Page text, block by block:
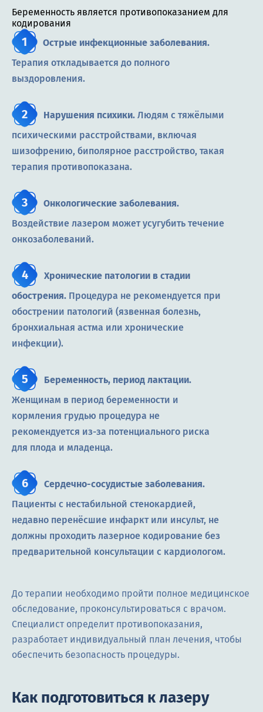
Беременность является противопоказанием для
кодирования
Острые инфекционные заболевания.
Терапия откладывается до полного
выздоровления.
Нарушения психики. Людям с тяжёлыми
психическими расстройствами, включая
шизофрению, биполярное расстройство, такая
терапия противопоказана.
Онкологические заболевания.
Воздействие лазером может усугубить течение
онкозаболеваний.
Хронические патологии в стадии
обострения. Процедура не рекомендуется при
обострении патологий (язвенная болезнь,
бронхиальная астма или хронические
инфекции).
Беременность, период лактации.
Женщинам в период беременности и
кормления грудью процедура не
рекомендуется из-за потенциального риска
для плода и младенца.
Сердечно-сосудистые заболевания.
Пациенты с нестабильной стенокардией,
недавно перенёсшие инфаркт или инсульт, не
должны проходить лазерное кодирование без
предварительной консультации с кардиологом.
До терапии необходимо пройти полное медицинское
обследование, проконсультироваться с врачом.
Специалист определит противопоказания,
разработает индивидуальный план лечения, чтобы
обеспечить безопасность процедуры.
Как подготовиться к лазеру